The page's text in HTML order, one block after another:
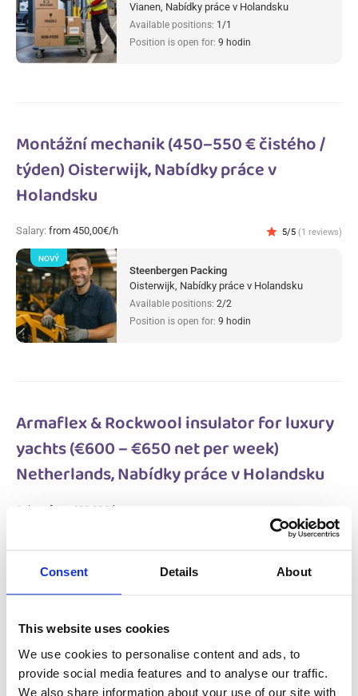
Consent Details About
This website uses cookies
We use cookies to personalise content and ads, to
provide social media features and to analyse our traffic.
We also share information about your use of our site with
Vianen, Nabídky práce v Holandsku
Available positions: 1/1
Position is open for: 9 hodin
Montážní mechanik (450–550 € čistého /
týden) Oisterwijk, Nabídky práce v
Holandsku
Salary: from 450,00€/h star 5/5 (1 reviews)
Steenbergen Packing
Oisterwijk, Nabídky práce v Holandsku
Available positions: 2/2
Position is open for: 9 hodin
NOVÝ
Armaflex & Rockwool insulator for luxury
yachts (€600 – €650 net per week)
Netherlands, Nabídky práce v Holandsku
Salary: from 600,00€/h
Armaflex & Rockwool insulator for luxury
Netherlands, Nabídky práce v Holandsku
Position is open for: